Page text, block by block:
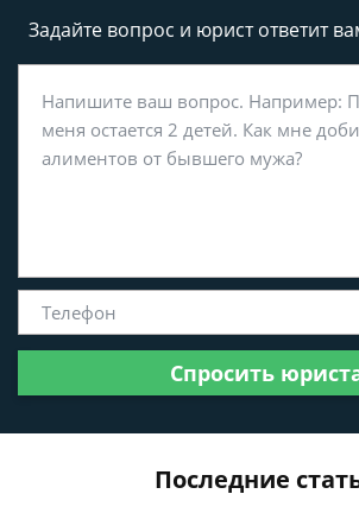
Задайте вопрос и юрист ответит
Спросить
Последние